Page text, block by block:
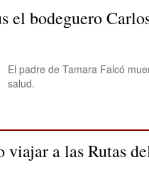
el bodeguero
El padre de Tamara Falcó
salud.
viajar a las Rutas